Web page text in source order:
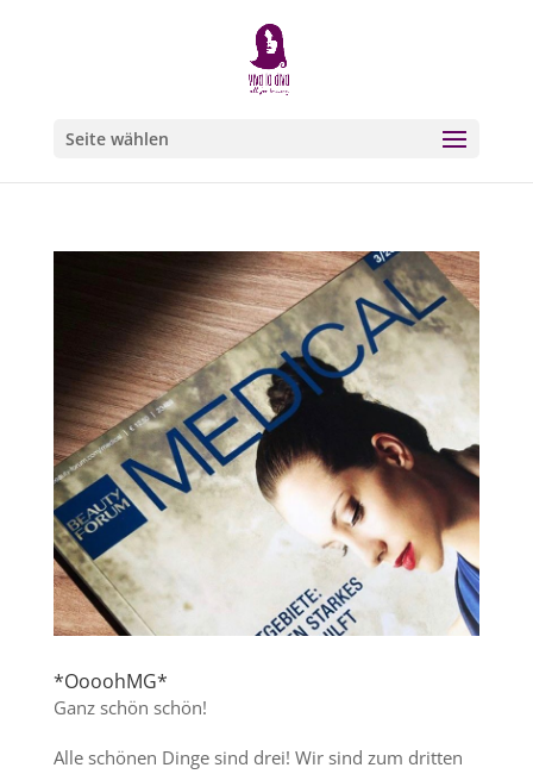
Seite wählen
*OooohMG*
Ganz schön schön!
Alle schönen Dinge sind drei! Wir sind zum dritten